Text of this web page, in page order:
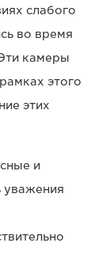
слабого
во время
камеры
этого
этих
и